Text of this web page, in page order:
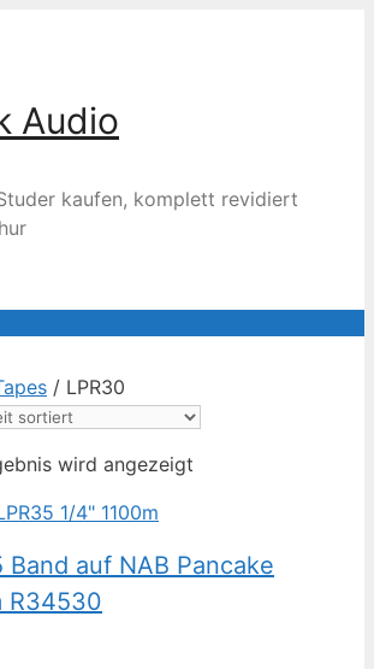
Audio
kaufen, komplett revidiert
/ LPR30
wird angezeigt
Band auf NAB Pancake
R34530